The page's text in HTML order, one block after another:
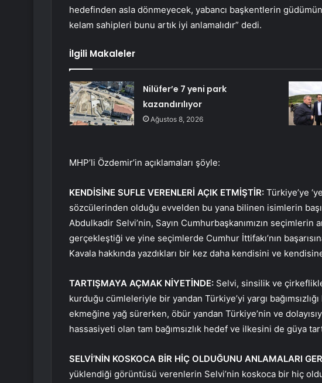
hedefinden asla dönmeyecek, yabancı başkentlerin
kelam sahipleri bunu artık iyi anlamalıdır” dedi.
İlgili Makaleler
Nilüfer’e 7 yeni park
kazandırılıyor
Ağustos 8, 2026
MHP’li Özdemir’in açıklamaları şöyle:
KENDİSİNE SUFLE VERENLERİ AÇIK ETMİŞTİR: Türkiye’ye
sözcülerinden olduğu evvelden bu yana bilinen isimlerin
Abdulkadir Selvi’nin, Sayın Cumhurbaşkanımızın seçimlerin
gerçekleştiği ve yine seçimlerde Cumhur İttifakı’nın
Kavala hakkında yazdıkları bir kez daha kendisini ve
TARTIŞMAYA AÇMAK NİYETİNDE: Selvi, sinsilik ve
kurduğu cümleleriyle bir yandan Türkiye’yi yargı
ekmeğine yağ sürerken, öbür yandan Türkiye’nin ve
hassasiyeti olan tam bağımsızlık hedef ve ilkesini de güya
SELVİ’NİN KOSKOCA BİR HİÇ OLDUĞUNU ANLAMALARI
yüklendiği görüntüsü verenlerin Selvi’nin koskoca bir hiç